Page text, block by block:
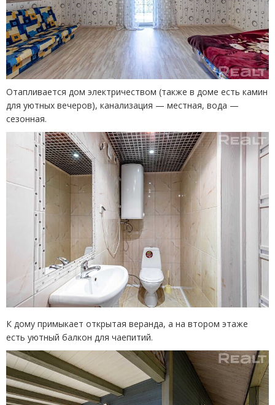
Отапливается дом электричеством (также в доме есть камин
для уютных вечеров), канализация — местная, вода —
сезонная.
К дому примыкает открытая веранда, а на втором этаже
есть уютный балкон для чаепитий.